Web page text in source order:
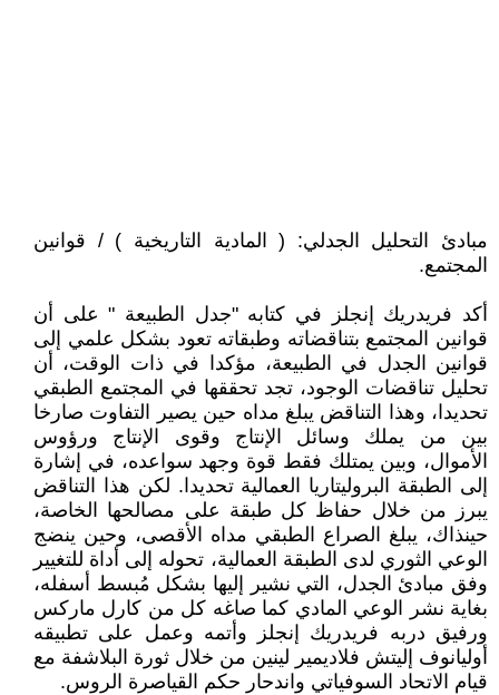
مبادئ التحليل الجدلي: ( المادية التاريخية ) / قوانين
المجتمع.
أكد فريدريك إنجلز في كتابه "جدل الطبيعة " على أن
قوانين المجتمع بتناقضاته وطبقاته تعود بشكل علمي إلى
قوانين الجدل في الطبيعة، مؤكدا في ذات الوقت، أن
تحليل تناقضات الوجود، تجد تحققها في المجتمع الطبقي
تحديدا، وهذا التناقض يبلغ مداه حين يصير التفاوت صارخا
بين من يملك وسائل الإنتاج وقوى الإنتاج ورؤوس
الأموال، وبين يمتلك فقط قوة وجهد سواعده، في إشارة
إلى الطبقة البروليتاريا العمالية تحديدا. لكن هذا التناقض
يبرز من خلال حفاظ كل طبقة على مصالحها الخاصة،
حينذاك، يبلغ الصراع الطبقي مداه الأقصى، وحين ينضج
الوعي الثوري لدى الطبقة العمالية، تحوله إلى أداة للتغيير
وفق مبادئ الجدل، التي نشير إليها بشكل مُبسط أسفله،
بغاية نشر الوعي المادي كما صاغه كل من كارل ماركس
ورفيق دربه فريدريك إنجلز وأتمه وعمل على تطبيقه
أوليانوف إليتش فلاديمير لينين من خلال ثورة البلاشفة مع
قيام الاتحاد السوفياتي واندحار حكم القياصرة الروس.